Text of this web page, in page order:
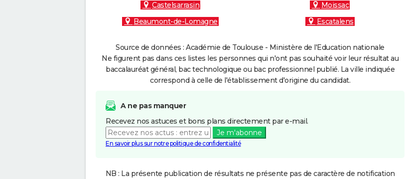
Castelsarrasin
Moissac
Beaumont-de-Lomagne
Escatalens
Source de données : Académie de Toulouse - Ministère de l'Education nationale
Ne figurent pas dans ces listes les personnes qui n'ont pas souhaité voir leur résultat au
baccalauréat général, bac technologique ou bac professionnel publié. La ville indiquée
correspond à celle de l'établissement d'origine du candidat.
A ne pas manquer
Recevez nos astuces et bons plans directement par e-mail.
Je m'abonne
En savoir plus sur notre politique de confidentialité
NB : La présente publication de résultats ne présente pas de caractère de notification